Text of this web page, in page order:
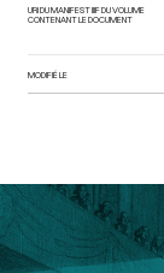
URI DU MANIFEST IIIF DU VOLUME
CONTENANT LE DOCUMENT
MODIFIÉ LE